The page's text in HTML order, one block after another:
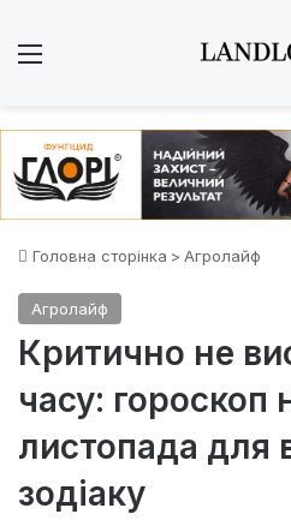
Головна сторінка > Агролайф
Агролайф
Критично не
часу: гороскоп
листопада для
зодіаку